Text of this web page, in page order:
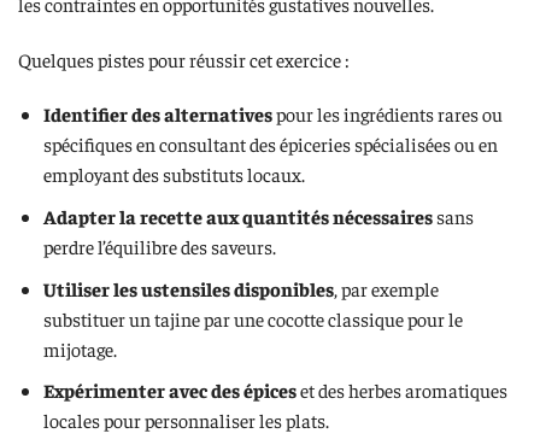
Quelques pistes pour réussir cet exercice :
Identifier des alternativespour les ingrédients rares ou
spécifiques en consultant des épiceries spécialisées ou en
employant des substituts locaux.
Adapter la recette aux quantités nécessairessans
perdre l’équilibre des saveurs.
Utiliser les ustensiles disponibles, par exemple
substituer un tajine par une cocotte classique pour le
mijotage.
Expérimenter avec des épiceset des herbes aromatiques
locales pour personnaliser les plats.